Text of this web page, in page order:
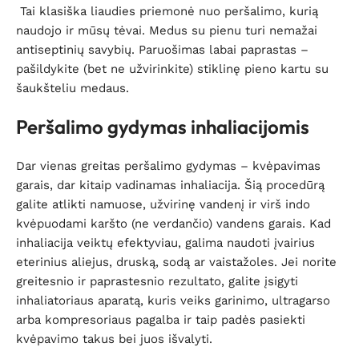
Tai klasiška liaudies priemonė nuo peršalimo, kurią
naudojo ir mūsų tėvai. Medus su pienu turi nemažai
antiseptinių savybių. Paruošimas labai paprastas –
pašildykite (bet ne užvirinkite) stiklinę pieno kartu su
šaukšteliu medaus.
Peršalimo gydymas inhaliacijomis
Dar vienas greitas peršalimo gydymas – kvėpavimas
garais, dar kitaip vadinamas inhaliacija. Šią procedūrą
galite atlikti namuose, užvirinę vandenį ir virš indo
kvėpuodami karšto (ne verdančio) vandens garais. Kad
inhaliacija veiktų efektyviau, galima naudoti įvairius
eterinius aliejus, druską, sodą ar vaistažoles. Jei norite
greitesnio ir paprastesnio rezultato, galite įsigyti
inhaliatoriaus aparatą, kuris veiks garinimo, ultragarso
arba kompresoriaus pagalba ir taip padės pasiekti
kvėpavimo takus bei juos išvalyti.